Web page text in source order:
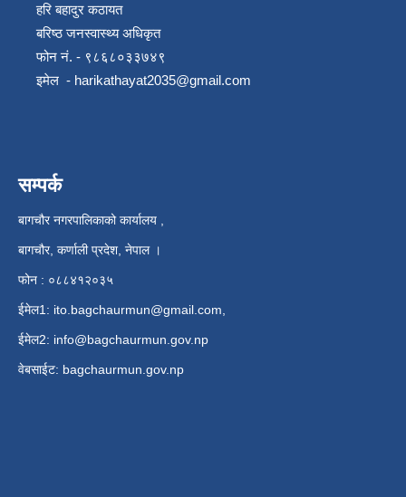
हरि बहादुर कठायत
बरिष्ठ जनस्वास्थ्य अधिकृत
फोन नं. - ९८६८०३३७४९
इमेल - harikathayat2035@gmail.com
सम्पर्क
बागचौर नगरपालिकाको कार्यालय ,
बागचौर, कर्णाली प्रदेश, नेपाल ।
फोन : ०८८४१२०३५
ईमेल1: ito.bagchaurmun@gmail.com
ईमेल2: info@bagchaurmun.gov.np
वे‍बसाईट: bagchaurmun.gov.np